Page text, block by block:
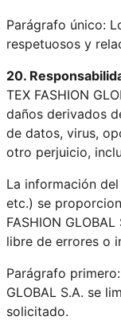
Parágrafo único:
respetuosos y
20.
TEX FASHION
daños derivados
de datos, virus,
otro perjuicio,
La información
etc.) se
FASHION
libre de errores o
Parágrafo
GLOBAL S.A. se
solicitado.